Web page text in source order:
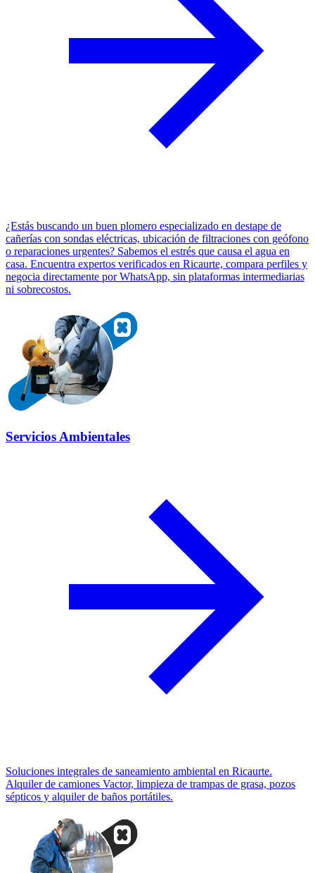
¿Estás buscando un buen plomero especializado en destape de
cañerías con sondas eléctricas, ubicación de filtraciones con geófono
o reparaciones urgentes? Sabemos el estrés que causa el agua en
casa. Encuentra expertos verificados en Ricaurte, compara perfiles y
negocia directamente por WhatsApp, sin plataformas intermediarias
ni sobrecostos.
Servicios Ambientales
Soluciones integrales de saneamiento ambiental en Ricaurte.
Alquiler de camiones Vactor, limpieza de trampas de grasa, pozos
sépticos y alquiler de baños portátiles.